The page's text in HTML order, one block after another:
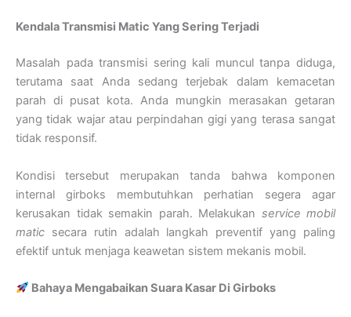
Kendala Transmisi Matic Yang Sering Terjadi
Masalah pada transmisi sering kali muncul tanpa diduga,
terutama saat Anda sedang terjebak dalam kemacetan
parah di pusat kota. Anda mungkin merasakan getaran
yang tidak wajar atau perpindahan gigi yang terasa sangat
tidak responsif.
Kondisi tersebut merupakan tanda bahwa komponen
internal girboks membutuhkan perhatian segera agar
kerusakan tidak semakin parah. Melakukan service mobil
matic secara rutin adalah langkah preventif yang paling
efektif untuk menjaga keawetan sistem mekanis mobil.
Bahaya Mengabaikan Suara Kasar Di Girboks